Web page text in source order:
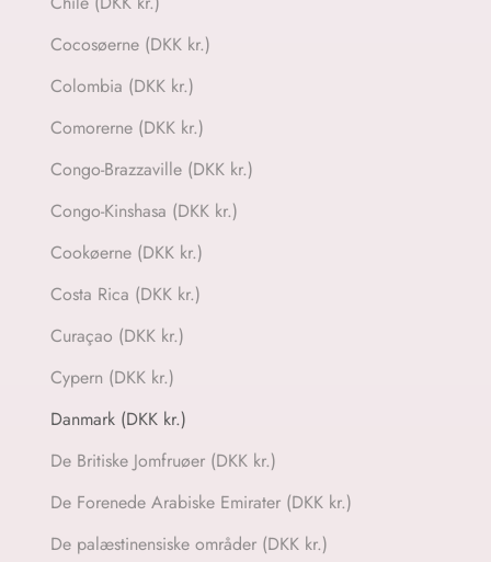
Cocosøerne (DKK kr.)
Colombia (DKK kr.)
Comorerne (DKK kr.)
Congo-Brazzaville (DKK kr.)
Congo-Kinshasa (DKK kr.)
Cookøerne (DKK kr.)
Costa Rica (DKK kr.)
Curaçao (DKK kr.)
Cypern (DKK kr.)
Danmark (DKK kr.)
De Britiske Jomfruøer (DKK kr.)
De Forenede Arabiske Emirater (DKK kr.)
De palæstinensiske områder (DKK kr.)